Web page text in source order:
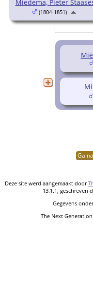
Miedema, Pieter
(1804-1851)
Ga
Deze site werd aangemaakt door
13.1.1, geschreven
Gegevens
The Next